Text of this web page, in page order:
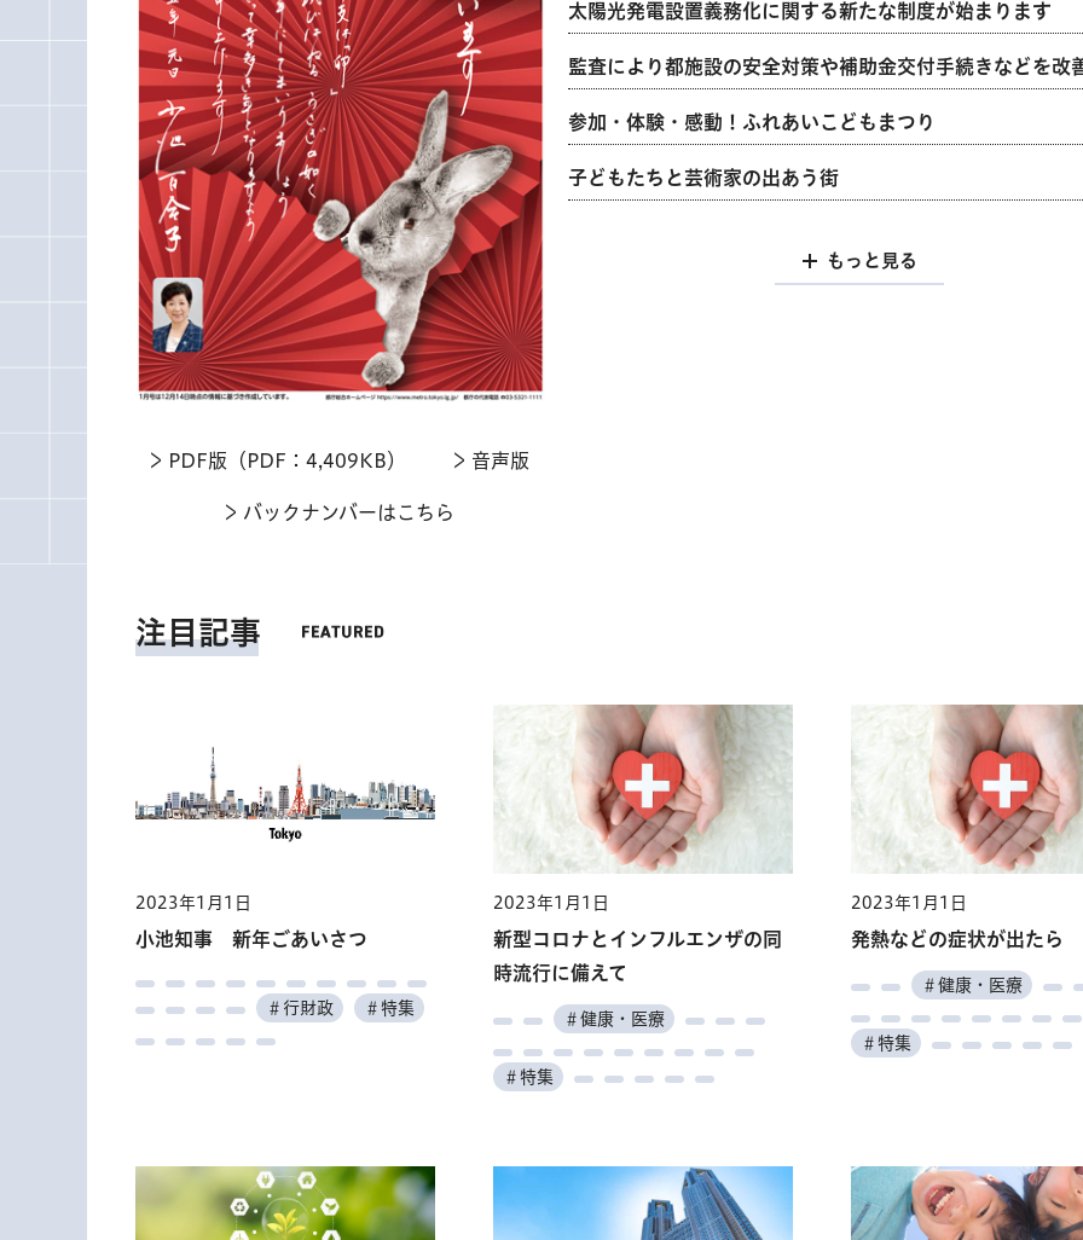
PDF版（PDF：4,409KB） 音声版
バックナンバーはこちら
太陽光発電設置義務化に関する新たな制度が始まります
監査により都施設の安全対策や補助金交付手続きなどを改
参加・体験・感動！ふれあいこどもまつり
子どもたちと芸術家の出あう街
もっと見る
注目記事
2023年1月1日
小池知事 新年ごあいさつ
＃行財政 ＃特集
2023年1月1日
新型コロナとインフルエンザの同
時流行に備えて
＃健康・医療
＃特集
2023年1月1日
発熱などの症状が出たら
＃健康・医療
＃特集